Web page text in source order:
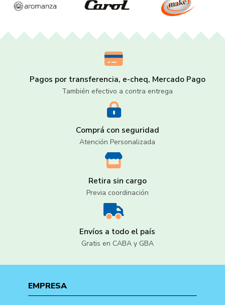
Pagos por transferencia, e-cheq, Mercado Pago
También efectivo a contra entrega
Comprá con seguridad
Atención Personalizada
Retira sin cargo
Previa coordinación
Envíos a todo el país
Gratis en CABA y GBA
EMPRESA